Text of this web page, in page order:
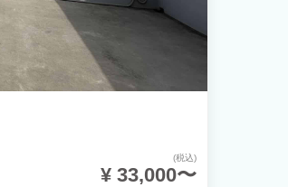
(税込)
¥ 33,000〜